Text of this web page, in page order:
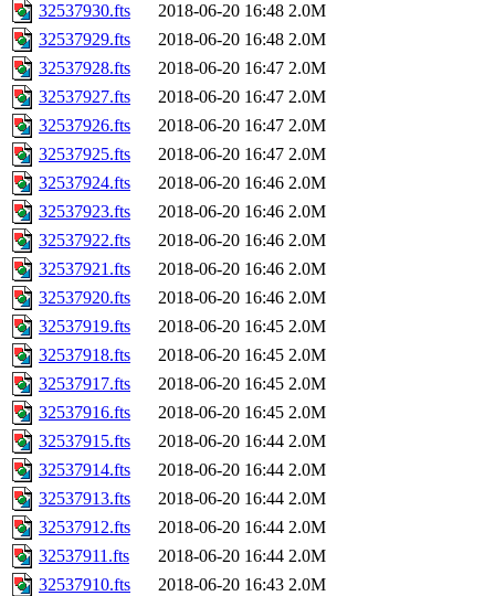
32537930.fts
2018-06-20 16:48 2.0M
32537929.fts
2018-06-20 16:48 2.0M
32537928.fts
2018-06-20 16:47 2.0M
32537927.fts
2018-06-20 16:47 2.0M
32537926.fts
2018-06-20 16:47 2.0M
32537925.fts
2018-06-20 16:47 2.0M
32537924.fts
2018-06-20 16:46 2.0M
32537923.fts
2018-06-20 16:46 2.0M
32537922.fts
2018-06-20 16:46 2.0M
32537921.fts
2018-06-20 16:46 2.0M
32537920.fts
2018-06-20 16:46 2.0M
32537919.fts
2018-06-20 16:45 2.0M
32537918.fts
2018-06-20 16:45 2.0M
32537917.fts
2018-06-20 16:45 2.0M
32537916.fts
2018-06-20 16:45 2.0M
32537915.fts
2018-06-20 16:44 2.0M
32537914.fts
2018-06-20 16:44 2.0M
32537913.fts
2018-06-20 16:44 2.0M
32537912.fts
2018-06-20 16:44 2.0M
32537911.fts
2018-06-20 16:44 2.0M
32537910.fts
2018-06-20 16:43 2.0M